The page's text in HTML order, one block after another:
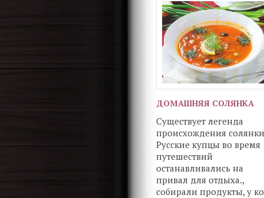
ДОМАШНЯЯ СОЛЯНКА
Существует легенда
происхождения
Русские купцы во время
путешествий
останавливались на
привал для отдыха.,
собирали продукты, у